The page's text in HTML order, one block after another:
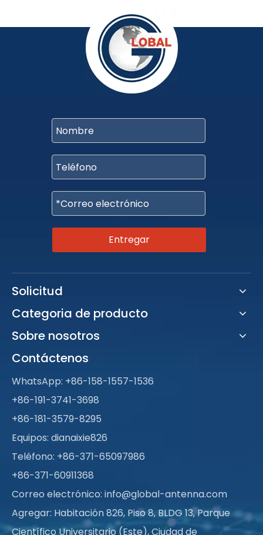
Entregar
Solicitud
Categoria de producto
Sobre nosotros
Contáctenos
WhatsApp: +86-158-1557-1536
+86-191-3741-3698
+86-181-3579-8295
Equipos: dianaixie826
Teléfono: +86-371-65097986
+86-371-60911368
Correo electrónico: info@global-antenna.com
Agregar: Habitación 826, Piso 8, BLDG 13, Parque
Científico Universitario (Este), Ciudad de